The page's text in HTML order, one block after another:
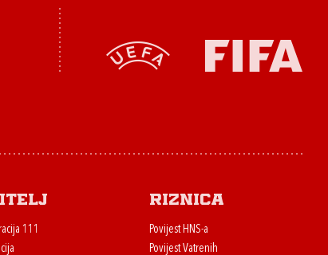
111
Riznica
Povijest HNS-a
Povijest Vatrenih